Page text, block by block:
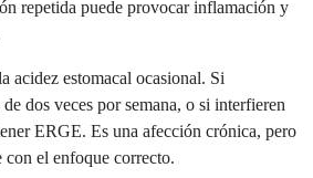
repetida puede provocar inflamación y
acidez estomacal ocasional. Si
dos veces por semana, o si interfieren
ERGE. Es una afección crónica, pero
con el enfoque correcto.